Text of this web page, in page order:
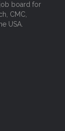
board for
CMC,
USA.